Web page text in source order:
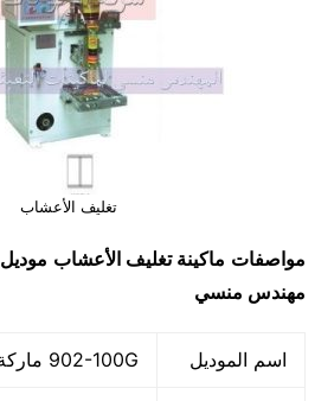
تغليف الأعشاب
مواصفات ماكينةتغليف الأعشاب موديل
مهندس منسي
اسم الموديل 902-100G ماركة مهندس منسي